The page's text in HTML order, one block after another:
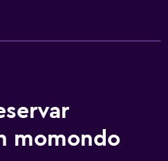
momondo